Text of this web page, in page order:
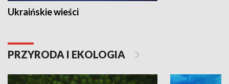
Ukraińskie wieści
PRZYRODA I EKOLOGIA